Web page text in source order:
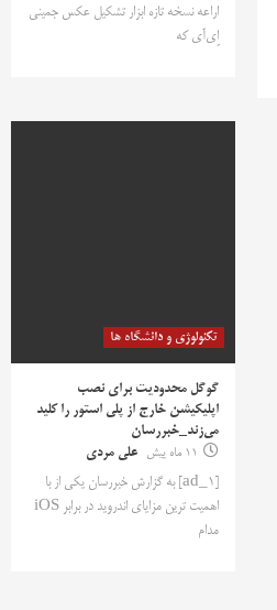
اراعه نسخه تازه ابزار تشکیل عکس جمینی
اِی‌آی که
تکنولوژی و دانشگاه ها
گوگل محدودیت برای نصب
اپلیکیشن‌ خارج از پلی استور را کلید
می‌زند_خبررسان
11 ماه پیش
علی مردی
[ad_1] به گزارش خبررسان یکی از با
اهمیت ترین مزایای اندروید در برابر iOS
مدام